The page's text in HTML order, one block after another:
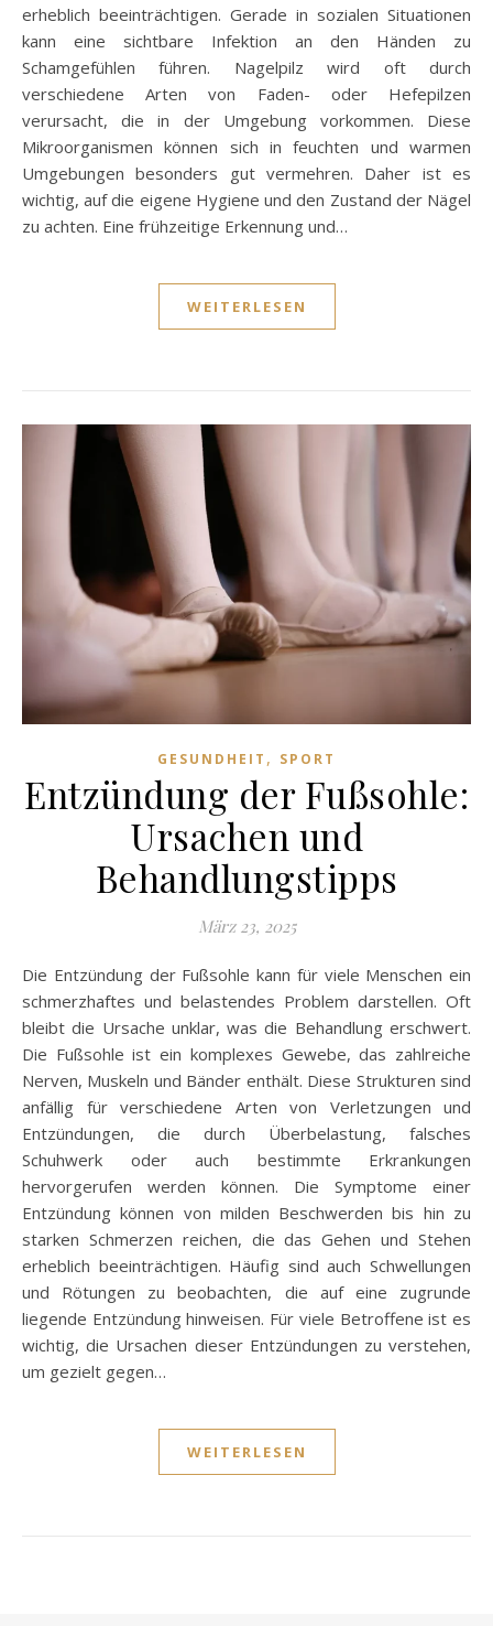
erheblich beeinträchtigen. Gerade in sozialen Situationen
kann eine sichtbare Infektion an den Händen zu
Schamgefühlen führen. Nagelpilz wird oft durch
verschiedene Arten von Faden- oder Hefepilzen
verursacht, die in der Umgebung vorkommen. Diese
Mikroorganismen können sich in feuchten und warmen
Umgebungen besonders gut vermehren. Daher ist es
wichtig, auf die eigene Hygiene und den Zustand der Nägel
zu achten. Eine frühzeitige Erkennung und…
WEITERLESEN
GESUNDHEIT , SPORT
Entzündung der Fußsohle:
Ursachen und
Behandlungstipps
März 23, 2025
Die Entzündung der Fußsohle kann für viele Menschen ein
schmerzhaftes und belastendes Problem darstellen. Oft
bleibt die Ursache unklar, was die Behandlung erschwert.
Die Fußsohle ist ein komplexes Gewebe, das zahlreiche
Nerven, Muskeln und Bänder enthält. Diese Strukturen sind
anfällig für verschiedene Arten von Verletzungen und
Entzündungen, die durch Überbelastung, falsches
Schuhwerk oder auch bestimmte Erkrankungen
hervorgerufen werden können. Die Symptome einer
Entzündung können von milden Beschwerden bis hin zu
starken Schmerzen reichen, die das Gehen und Stehen
erheblich beeinträchtigen. Häufig sind auch Schwellungen
und Rötungen zu beobachten, die auf eine zugrunde
liegende Entzündung hinweisen. Für viele Betroffene ist es
wichtig, die Ursachen dieser Entzündungen zu verstehen,
um gezielt gegen…
WEITERLESEN